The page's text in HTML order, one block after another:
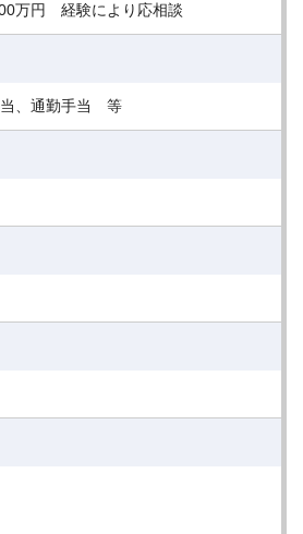
円 経験により応相談
当、通勤手当 等